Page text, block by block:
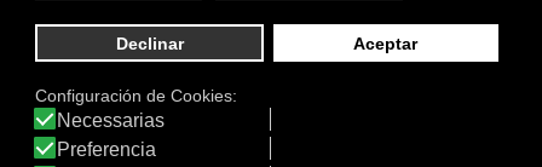
30ml
Línea:Cuidado capilar
SCALP EXFOLIATING